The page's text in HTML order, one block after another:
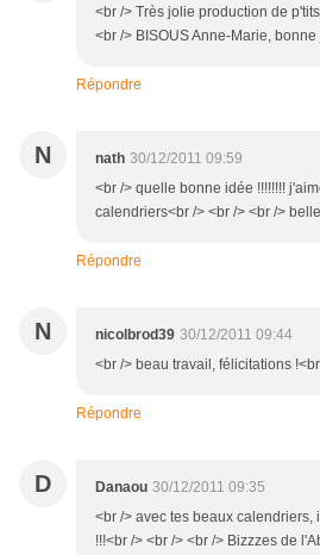
<br /> Très jolie production de
<br /> BISOUS Anne-Marie,
Répondre
N nath 30/12/2011 09:59
<br /> quelle bonne idée !!!!!!!!
calendriers<br /> <br /> <br />
Répondre
N nicolbrod39 30/12/2011 09:44
<br /> beau travail, félicitations
Répondre
D Danaou 30/12/2011 09:35
<br /> avec tes beaux calendriers,
!!!<br /> <br /> <br /> Bizzzes de